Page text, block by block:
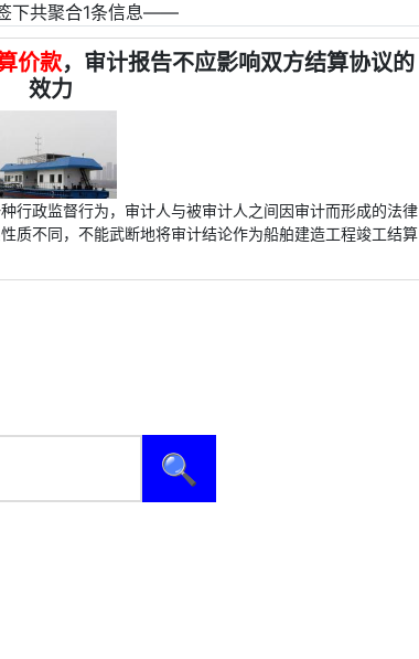
下共聚合1条信息――
价款，审计报告不应影响双方结算协议的
效力
行政监督行为，审计人与被审计人之间因审计而形成的法律
质不同，不能武断地将审计结论作为船舶建造工程竣工结算
🔍